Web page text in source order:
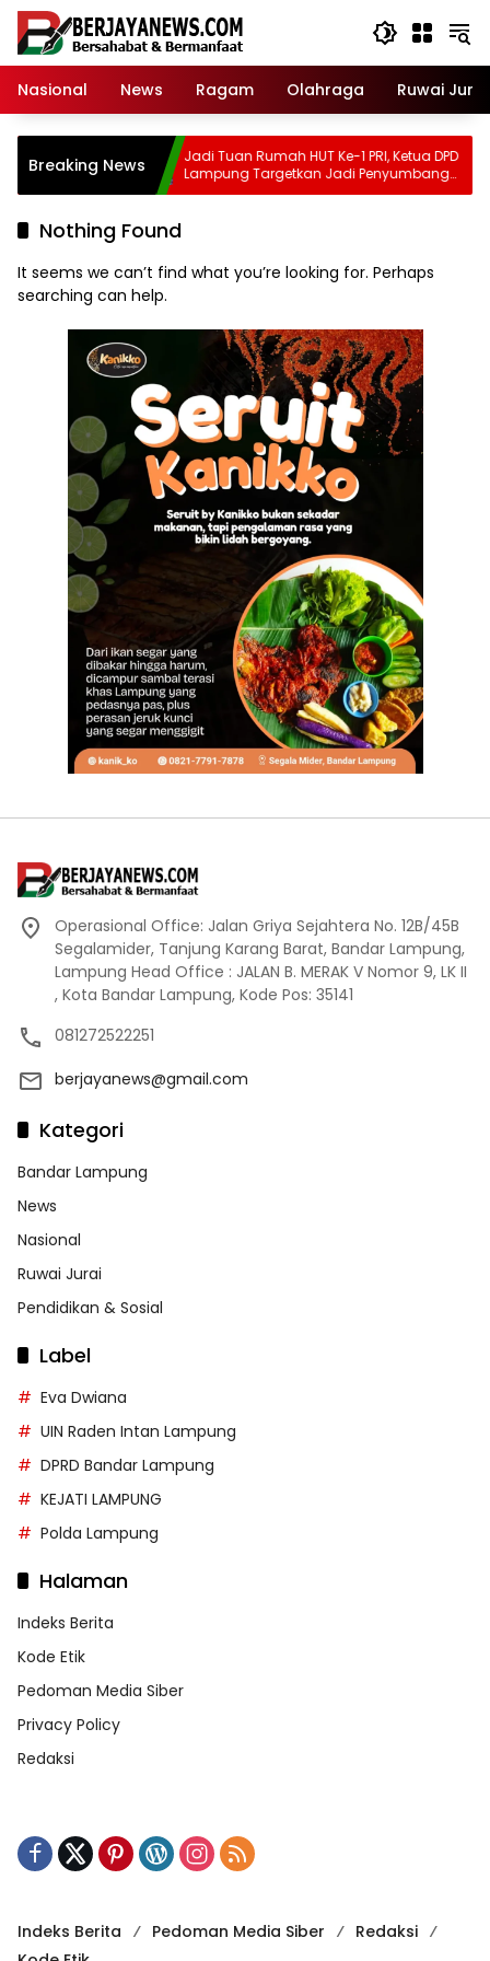
Skip
content
Nasional
News Ragam Olahraga Ruwai Jurai
Breaking News
Jadi Tuan Rumah HUT Ke-1 PRI, Ketua DPD
Lampung Targetkan Jadi Penyumbang
Suara Nasional Terbesar di Pemilu 2029
Nothing Found
It seems we can’t find what you’re looking for. Perhaps
searching can help.
Operasional Office: Jalan Griya Sejahtera No. 12B/45B
Segalamider, Tanjung Karang Barat, Bandar Lampung,
Lampung Head Office : JALAN B. MERAK V Nomor 9, LK II
, Kota Bandar Lampung, Kode Pos: 35141
081272522251
berjayanews@gmail.com
Kategori
Bandar Lampung
News
Nasional
Ruwai Jurai
Pendidikan & Sosial
Label
Eva Dwiana
UIN Raden Intan Lampung
DPRD Bandar Lampung
KEJATI LAMPUNG
Polda Lampung
Halaman
Indeks Berita
Kode Etik
Pedoman Media Siber
Privacy Policy
Redaksi
Indeks Berita Pedoman Media Siber
Redaksi